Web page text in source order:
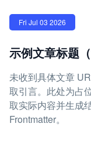
Fri Jul 03 2026
示例文章标题
未收到具体文章
取引言。此处为占
取实际内容并生成
Frontmatter。